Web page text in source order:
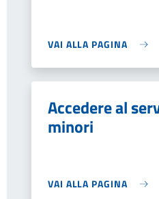
VAI ALLA PAGINA
Accedere al
minori
VAI ALLA PAGINA